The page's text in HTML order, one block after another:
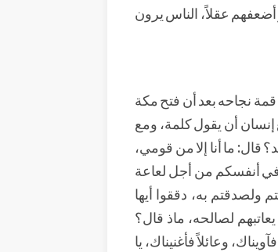
عقلاً، الناس يرون
نجاحه بعد أن فتح مكة
إنسان أن يقول كلمة، ومع
ما أنا إلا من قومي،
في أنفسكم من أجل لعاعة
ولصدقتم به، دققوا أيها
لصالحه، ماذ قال؟
وعائلاً فأغنيناك، يا